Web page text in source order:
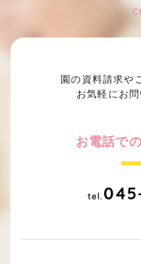
園の資料請求や
お気軽にお
お電話で
tel.